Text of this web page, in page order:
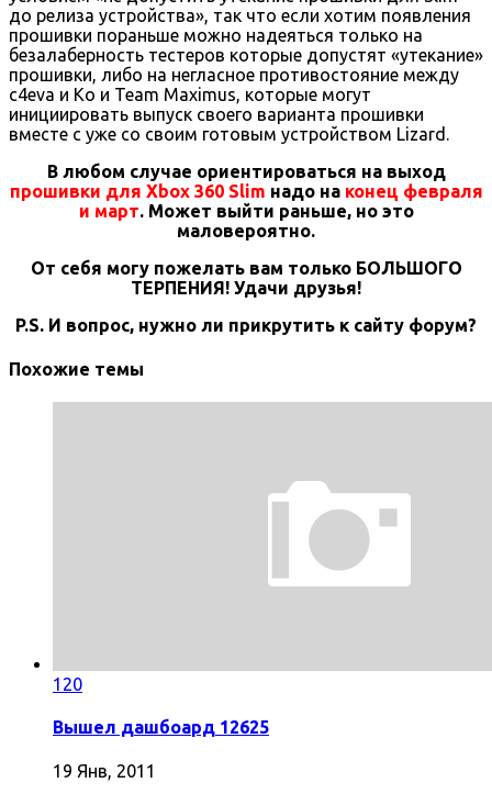
до релиза устройства», так что если хотим появления
прошивки пораньше можно надеяться только на
безалаберность тестеров которые допустят «утекание»
прошивки, либо на негласное противостояние между
c4eva и Ko и Team Maximus, которые могут
инициировать выпуск своего варианта прошивки
вместе с уже со своим готовым устройством Lizard.
В любом случае ориентироваться на выход
прошивки для Xbox 360 Slim надо на конец февраля
и март. Может выйти раньше, но это
маловероятно.
От себя могу пожелать вам только БОЛЬШОГО
ТЕРПЕНИЯ! Удачи друзья!
P.S. И вопрос, нужно ли прикрутить к сайту форум?
Похожие темы
120
Вышел дашбоард 12625
19 Янв, 2011